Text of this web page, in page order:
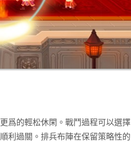
爲的輕松休閑。戰鬥過程可以選擇
利過關。排兵布陣在保留策略性的